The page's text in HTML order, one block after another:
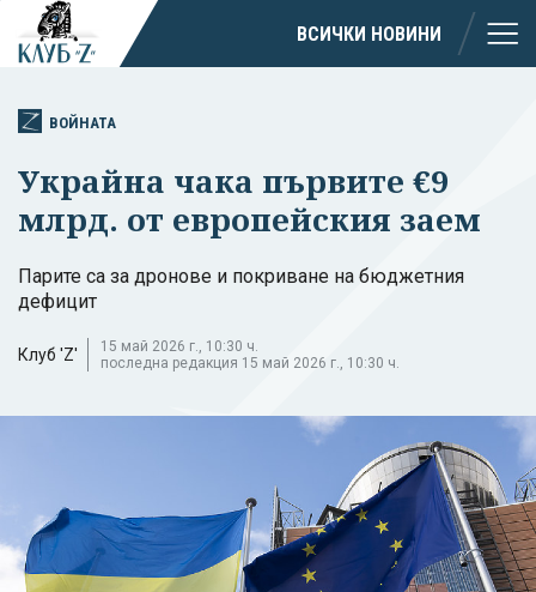
ВСИЧКИ НОВИНИ
ВОЙНАТА
Украйна чака първите €9
млрд. от европейския заем
Парите са за дронове и покриване на бюджетния
дефицит
Клуб 'Z'
15 май 2026 г., 10:30 ч.
последна редакция 15 май 2026 г., 10:30 ч.